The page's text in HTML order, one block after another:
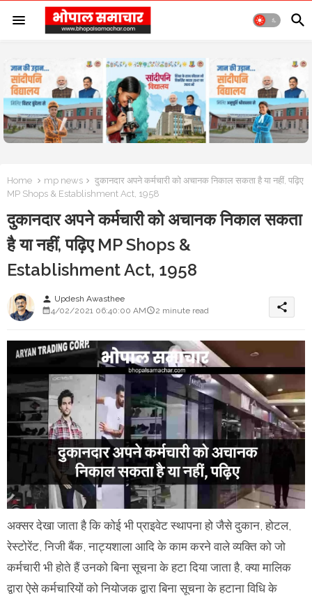
Home mp news
दुकानदार अपने कर्मचारी को अचानक निकाल सकता है या नहीं, पढ़िए
MP Shops & Establishment Act, 1958
दुकानदार अपने कर्मचारी को अचानक निकाल सकता
है या नहीं, पढ़िए MP Shops &
Establishment Act, 1958
person Updesh Awasthee
4/02/2021 06:40:00 AM
2 minute read share
अक्सर देखा जाता है कि कोई भी प्राइवेट स्थापना हो जैसे दुकान, होटल,
रेस्टोरेंट, निजी बैंक, नाट्यशाला आदि के काम करने वाले व्यक्ति को जो
कर्मचारी भी होते हैं उनको बिना सूचना के हटा दिया जाता है, क्या मालिक
द्वारा ऐसे कर्मचारियों को नियोजक द्वारा बिना सूचना के हटाना विधि के